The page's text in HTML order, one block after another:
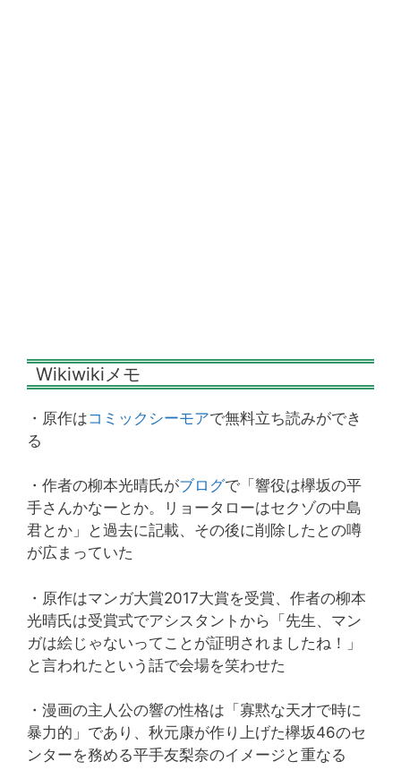
Wikiwikiメモ
・原作はコミックシーモアで無料立ち読みができ
る
・作者の柳本光晴氏がブログで「響役は欅坂の平
手さんかなーとか。リョータローはセクゾの中島
君とか」と過去に記載、その後に削除したとの噂
が広まっていた
・原作はマンガ大賞2017大賞を受賞、作者の柳本
光晴氏は受賞式でアシスタントから「先生、マン
ガは絵じゃないってことが証明されましたね！」
と言われたという話で会場を笑わせた
・漫画の主人公の響の性格は「寡黙な天才で時に
暴力的」であり、秋元康が作り上げた欅坂46のセ
ンターを務める平手友梨奈のイメージと重なる